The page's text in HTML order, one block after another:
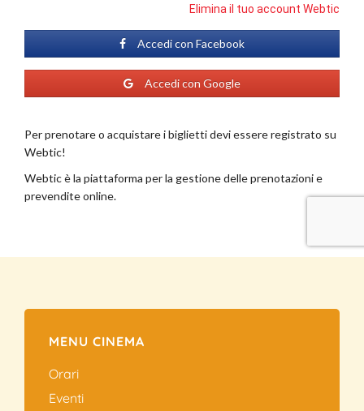
MENU CINEMA
Orari
Eventi